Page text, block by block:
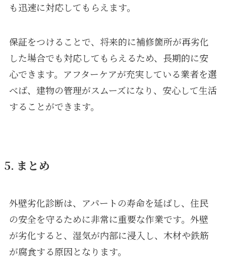
も迅速に対応してもらえます。
保証をつけることで、将来的に補修箇所が再劣化
した場合でも対応してもらえるため、長期的に安
心できます。アフターケアが充実している業者を選
べば、建物の管理がスムーズになり、安心して生活
することができます。
5. まとめ
外壁劣化診断は、アパートの寿命を延ばし、住民
の安全を守るために非常に重要な作業です。外壁
が劣化すると、湿気が内部に浸入し、木材や鉄筋
が腐食する原因となります。